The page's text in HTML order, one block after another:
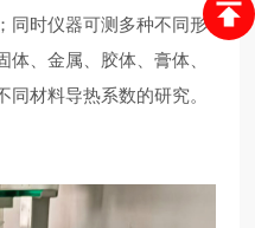
同时仪器可测多种不同形
、金属、胶体、膏体、
材料导热系数的研究。